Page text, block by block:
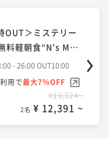
OUT＞ミステリー
料軽朝食“N's MOR
- 26:00 OUT10:00
用で最大7％OFF
¥13,324~
2名 ¥ 12,391 ~